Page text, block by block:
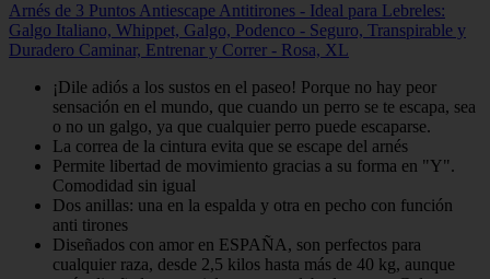
Arnés de 3 Puntos Antiescape Antitirones - Ideal para Lebreles:
Galgo Italiano, Whippet, Galgo, Podenco - Seguro, Transpirable y
Duradero Caminar, Entrenar y Correr - Rosa, XL
¡Dile adiós a los sustos en el paseo! Porque no hay peor
sensación en el mundo, que cuando un perro se te escapa, sea
o no un galgo, ya que cualquier perro puede escaparse.
La correa de la cintura evita que se escape del arnés
Permite libertad de movimiento gracias a su forma en "Y".
Comodidad sin igual
Dos anillas: una en la espalda y otra en pecho con función
anti tirones
Diseñados con amor en ESPAÑA, son perfectos para
cualquier raza, desde 2,5 kilos hasta más de 40 kg, aunque